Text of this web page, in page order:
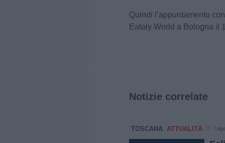
Quindi l’appuntamento
Eataly World a Bologna il
Notizie correlate
TOSCANA ATTUALITÀ 7